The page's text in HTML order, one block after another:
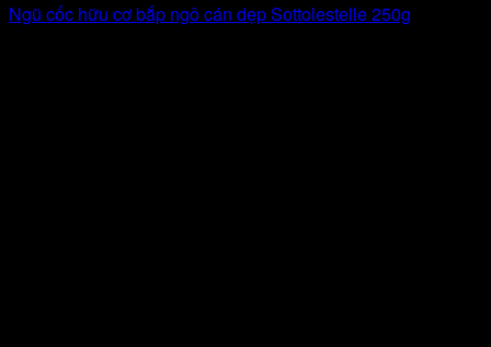
Ngũ cốc hữu cơ bắp ngô cán dẹp Sottolestelle 250g